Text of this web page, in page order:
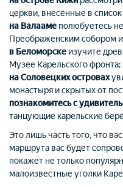
церкви, внесённые в
на Валааме полюбуетесь
Преображенским собором
в Беломорске изучите
Музее Карельского фронта;
на Соловецких островах
монастыря и скрытых от
познакомитесь с
танцующие карельские
Это лишь часть того, что
маршрута вас будет
покажет не только
малоизвестные уголки